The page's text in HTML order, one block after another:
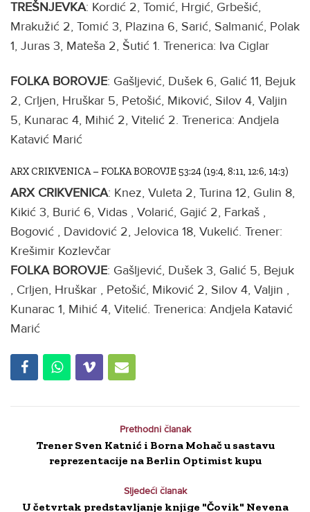
TREŠNJEVKA: Kordić 2, Tomić, Hrgić, Grbešić,
Mrakužić 2, Tomić 3, Plazina 6, Sarić, Salmanić, Polak
1, Juras 3, Mateša 2, Šutić 1. Trenerica: Iva Ciglar
FOLKA BOROVJE: Gašljević, Dušek 6, Galić 11, Bejuk
2, Crljen, Hruškar 5, Petošić, Miković, Silov 4, Valjin
5, Kunarac 4, Mihić 2, Vitelić 2. Trenerica: Andjela
Katavić Marić
ARX CRIKVENICA – FOLKA BOROVJE 53:24 (19:4, 8:11, 12:6, 14:3)
ARX CRIKVENICA: Knez, Vuleta 2, Turina 12, Gulin 8,
Kikić 3, Burić 6, Vidas , Volarić, Gajić 2, Farkaš ,
Bogović , Davidović 2, Jelovica 18, Vukelić. Trener:
Krešimir Kozlevčar
FOLKA BOROVJE: Gašljević, Dušek 3, Galić 5, Bejuk
, Crljen, Hruškar , Petošić, Miković 2, Silov 4, Valjin ,
Kunarac 1, Mihić 4, Vitelić. Trenerica: Andjela Katavić
Marić
Prethodni članak
Trener Sven Katnić i Borna Mohač u sastavu
reprezentacije na Berlin Optimist kupu
Sljedeći članak
U četvrtak predstavljanje knjige "Čovik" Nevena